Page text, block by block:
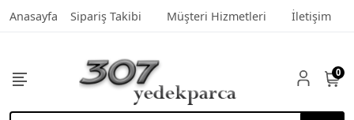
Anasayfa Sipariş Takibi Müşteri Hizmetleri İletişim
0